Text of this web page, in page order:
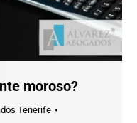
moroso?
Tenerife